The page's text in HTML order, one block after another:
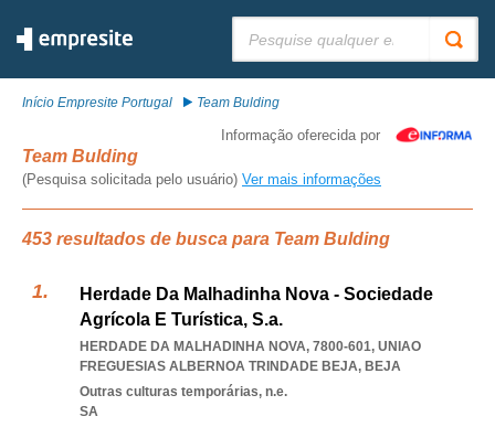
Início Empresite Portugal Team Bulding
Informação oferecida por
Team Bulding
(Pesquisa solicitada pelo usuário) Ver mais informações
453 resultados de busca para Team Bulding
Herdade Da Malhadinha Nova - Sociedade
Agrícola E Turística, S.a.
HERDADE DA MALHADINHA NOVA, 7800-601, UNIAO
FREGUESIAS ALBERNOA TRINDADE BEJA, BEJA
Outras culturas temporárias, n.e.
SA